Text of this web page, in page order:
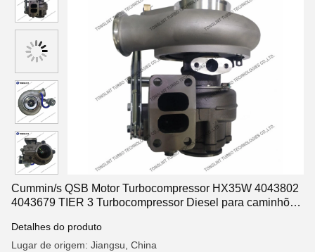
Cummin/s QSB Motor Turbocompressor HX35W 4043802
4043679 TIER 3 Turbocompressor Diesel para caminhões
Detalhes do produto
Lugar de origem: Jiangsu, China